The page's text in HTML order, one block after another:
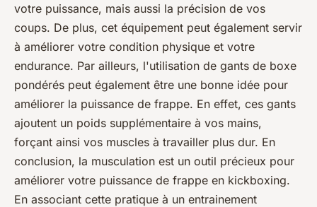
votre puissance, mais aussi la précision de vos
coups. De plus, cet équipement peut également servir
à améliorer votre condition physique et votre
endurance. Par ailleurs, l'utilisation de gants de boxe
pondérés peut également être une bonne idée pour
améliorer la puissance de frappe. En effet, ces gants
ajoutent un poids supplémentaire à vos mains,
forçant ainsi vos muscles à travailler plus dur. En
conclusion, la musculation est un outil précieux pour
améliorer votre puissance de frappe en kickboxing.
En associant cette pratique à un entrainement